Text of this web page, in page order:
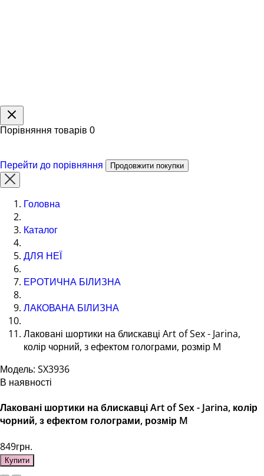
Порівняння товарів 0
Перейти до порівняння Продовжити покупки
Головна
Каталог
ДЛЯ НЕЇ
ЕРОТИЧНА БІЛИЗНА
ЛАКОВАНА БІЛИЗНА
Лаковані шортики на блискавці Art of Sex - Jarina,
колір чорний, з ефектом голограми, розмір M
Модель: SX3936
В наявності
Лаковані шортики на блискавці Art of Sex - Jarina, колір
чорний, з ефектом голограми, розмір M
849грн.
Купити